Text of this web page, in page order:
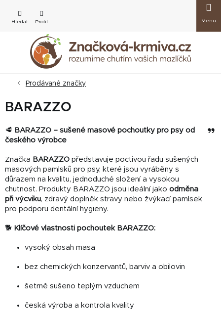
obsah
košík
Prodávané značky
BARAZZO
🥩 BARAZZO – sušené masové pochoutky pro psy od
českého výrobce
Značka BARAZZO představuje poctivou řadu sušených
masových pamlsků pro psy, které jsou vyráběny s
důrazem na kvalitu, jednoduché složení a vysokou
chutnost. Produkty BARAZZO jsou ideální jako odměna
při výcviku, zdravý doplněk stravy nebo žvýkací pamlsek
pro podporu dentální hygieny.
🐕 Klíčové vlastnosti pochoutek BARAZZO:
vysoký obsah masa
bez chemických konzervantů, barviv a obilovin
šetrně sušeno teplým vzduchem
česká výroba a kontrola kvality